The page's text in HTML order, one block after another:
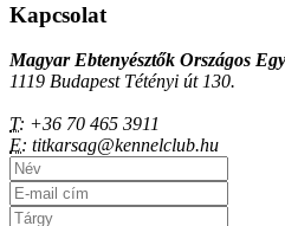
Kapcsolat
Magyar Ebtenyésztők Országos
1119 Budapest Tétényi út 130.
T: +36 70 465 3911
E: titkarsag@kennelclub.hu